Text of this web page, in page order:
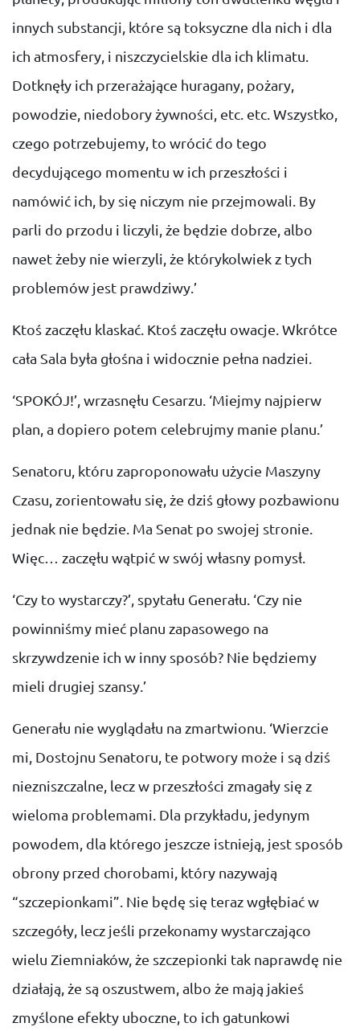
innych substancji, które są toksyczne dla nich i dla
ich atmosfery, i niszczycielskie dla ich klimatu.
Dotknęły ich przerażające huragany, pożary,
powodzie, niedobory żywności, etc. etc. Wszystko,
czego potrzebujemy, to wrócić do tego
decydującego momentu w ich przeszłości i
namówić ich, by się niczym nie przejmowali. By
parli do przodu i liczyli, że będzie dobrze, albo
nawet żeby nie wierzyli, że którykolwiek z tych
problemów jest prawdziwy.’
Ktoś zaczęłu klaskać. Ktoś zaczęłu owacje. Wkrótce
cała Sala była głośna i widocznie pełna nadziei.
‘SPOKÓJ!’, wrzasnęłu Cesarzu. ‘Miejmy najpierw
plan, a dopiero potem celebrujmy manie planu.’
Senatoru, któru zaproponowału użycie Maszyny
Czasu, zorientowału się, że dziś głowy pozbawionu
jednak nie będzie. Ma Senat po swojej stronie.
Więc… zaczęłu wątpić w swój własny pomysł.
‘Czy to wystarczy?’, spytału Generału. ‘Czy nie
powinniśmy mieć planu zapasowego na
skrzywdzenie ich w inny sposób? Nie będziemy
mieli drugiej szansy.’
Generału nie wyglądału na zmartwionu. ‘Wierzcie
mi, Dostojnu Senatoru, te potwory może i są dziś
niezniszczalne, lecz w przeszłości zmagały się z
wieloma problemami. Dla przykładu, jedynym
powodem, dla którego jeszcze istnieją, jest sposób
obrony przed chorobami, który nazywają
“szczepionkami”. Nie będę się teraz wgłębiać w
szczegóły, lecz jeśli przekonamy wystarczająco
wielu Ziemniaków, że szczepionki tak naprawdę nie
działają, że są oszustwem, albo że mają jakieś
zmyślone efekty uboczne, to ich gatunkowi